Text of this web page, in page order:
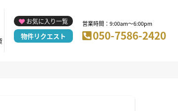
お気に入り一覧
物件リクエスト
営業時間：9:00am～6:00pm
050-7586-2420